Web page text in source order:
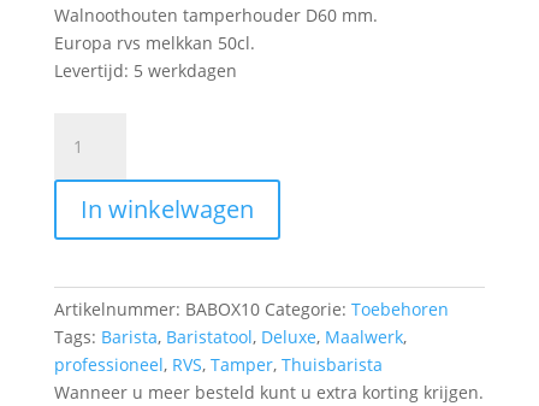
Walnoothouten tamperhouder D60 mm.
Europa rvs melkkan 50cl.
Levertijd: 5 werkdagen
Toolbox
Deluxe
aantalIn winkelwagen
Artikelnummer: BABOX10 Categorie: Toebehoren
Tags: Barista, Baristatool, Deluxe, Maalwerk,
professioneel, RVS, Tamper, Thuisbarista
Wanneer u meer besteld kunt u extra korting krijgen.